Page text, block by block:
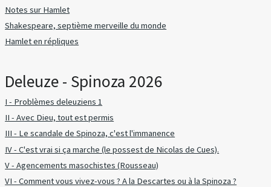
Notes sur Hamlet
Shakespeare, septième merveille du monde
Hamlet en répliques
Deleuze - Spinoza 2026
I - Problèmes deleuziens 1
II - Avec Dieu, tout est permis
III - Le scandale de Spinoza, c'est l'immanence
IV - C'est vrai si ça marche (le possest de Nicolas de Cues).
V - Agencements masochistes (Rousseau)
VI - Comment vous vivez-vous ? A la Descartes ou à la Spinoza ?